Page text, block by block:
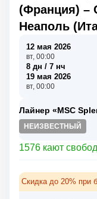
(Франция) –
Неаполь
12 мая 2026
вт, 00:00
8 дн / 7 нч
19 мая 2026
вт, 00:00
Лайнер «MSC
НЕИЗВЕСТНЫЙ
1576 кают
Скидка до 20% при